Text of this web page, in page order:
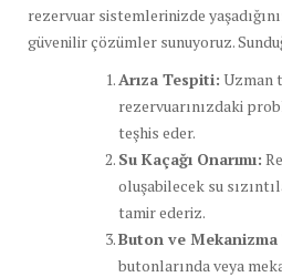
rezervuar sistemlerinizde
güvenilir çözümler sunuyoruz.
Arıza Tespiti: Uzman
rezervuarınızdaki
teşhis eder.
Su Kaçağı Onarımı:
oluşabilecek su
tamir ederiz.
Buton ve
butonlarında veya